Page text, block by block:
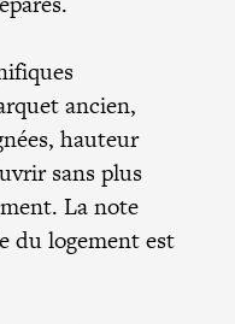
ancien,
hauteur
sans plus
La note
du logement est